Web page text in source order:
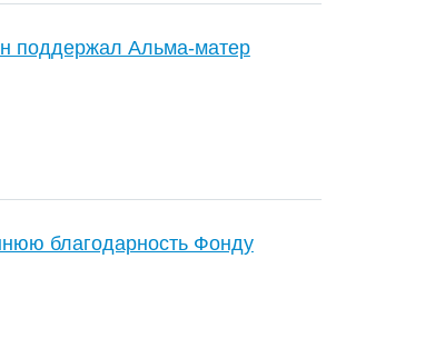
поддержал Альма-матер
благодарность Фонду